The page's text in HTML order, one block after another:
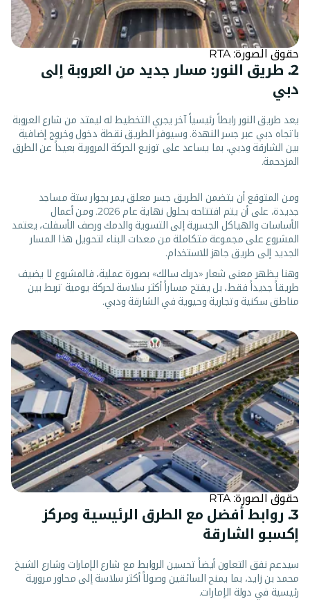
حقوق الصورة: RTA
2. طريق النور: مسار جديد من العروبة إلى
دبي
يعد طريق النور رابطاً رئيسياً آخر يجري التخطيط له ليمتد من شارع العروبة
باتجاه دبي عبر جسر النهدة. وسيوفر الطريق نقطة دخول وخروج إضافية
بين الشارقة ودبي، بما يساعد على توزيع الحركة المرورية بعيداً عن الطرق
المزدحمة.
ومن المتوقع أن يتضمن الطريق جسر معلق يمر بجوار ستة مساجد
جديدة، على أن يتم افتتاحه بحلول نهاية عام 2026. ومن أعمال
الأساسات والهياكل الجسرية إلى التسوية والدمك ورصف الأسفلت، يعتمد
المشروع على مجموعة متكاملة من معدات البناء لتحويل هذا المسار
الجديد إلى طريق جاهز للاستخدام.
وهنا يظهر معنى شعار «دربك سالك» بصورة عملية، فالمشروع لا يضيف
طريقاً جديداً فقط، بل يفتح مساراً أكثر سلاسة لحركة يومية تربط بين
مناطق سكنية وتجارية وحيوية في الشارقة ودبي.
حقوق الصورة: RTA
3. روابط أفضل مع الطرق الرئيسية ومركز
إكسبو الشارقة
سيدعم نفق التعاون أيضاً تحسين الروابط مع شارع الإمارات وشارع الشيخ
محمد بن زايد، بما يمنح السائقين وصولاً أكثر سلاسة إلى محاور مرورية
رئيسية في دولة الإمارات.